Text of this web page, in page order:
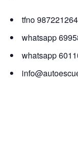
tfno 987221264
whatsapp
whatsapp